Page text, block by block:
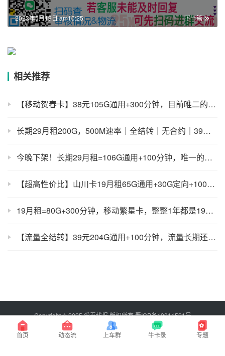
下一篇
2023年5月19日 am10:25
相关推荐
【移动贺春卡】38元105G通用+300分钟，目前唯二的移动卡
长期29月租200G，500M速率｜全结转｜无合约｜39版本可拉异地宽带！-吉林星YYDS！
今晚下架！长期29月租=106G通用+100分钟，唯一的联通长期卡
【超高性价比】山川卡19月租65G通用+30G定向+100分钟，无套路！
19月租=80G+300分钟，移动繁星卡，整整1年都是1​9月租，可发京！
【流量全结转】39元204G通用+100分钟，流量长期还全结转！
Copyright © 2025 爱吾线报 版权所有晋ICP备19011521号
百度搜索：爱吾线报，永不迷路！
首页
动态流 上车群 牛卡录 专题